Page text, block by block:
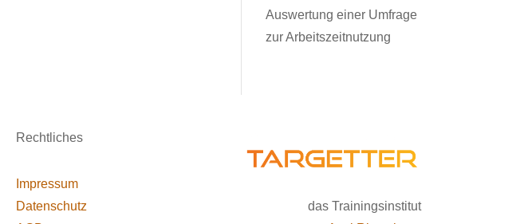
Auswertung einer Umfrage
zur Arbeitszeitnutzung
Rechtliches
Impressum
Datenschutz
das Trainingsinstitut